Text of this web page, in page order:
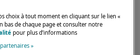
STREET SUITE 105,
choix à tout moment en cliquant sur le lien «
bas de chaque page et consulter notre
pour plus d’informations
»